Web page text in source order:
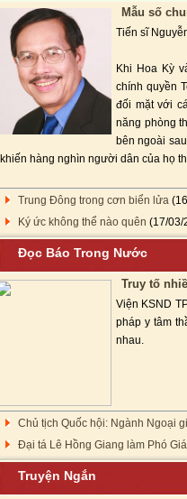
Mẫu số
Tiến sĩ
Khi Hoa Kỳ
chính quyền
đối mặt với
năng phòng
bên ngoài
khiến hàng nghìn người dân của họ
Trung Đông trong cơn biển lửa
Ký ức không thể nào quên (17/03/
Đọc Báo Trong Nước
Truy tố
Viện KSND
pháp y tâm
nhau.
Chủ tịch Quốc hội: Ngành Ngoại
Đại tá Lê Hồng Giang làm Phó
Truyện Ngắn